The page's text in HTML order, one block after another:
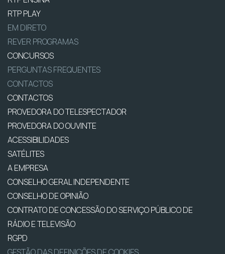
RTP PLAY
EM DIRETO
REVER PROGRAMAS
CONCURSOS
PERGUNTAS FREQUENTES
CONTACTOS
CONTACTOS
PROVEDORA DO TELESPECTADOR
PROVEDORA DO OUVINTE
ACESSIBILIDADES
SATÉLITES
A EMPRESA
CONSELHO GERAL INDEPENDENTE
CONSELHO DE OPINIÃO
CONTRATO DE CONCESSÃO DO SERVIÇO PÚBLICO DE
RÁDIO E TELEVISÃO
RGPD